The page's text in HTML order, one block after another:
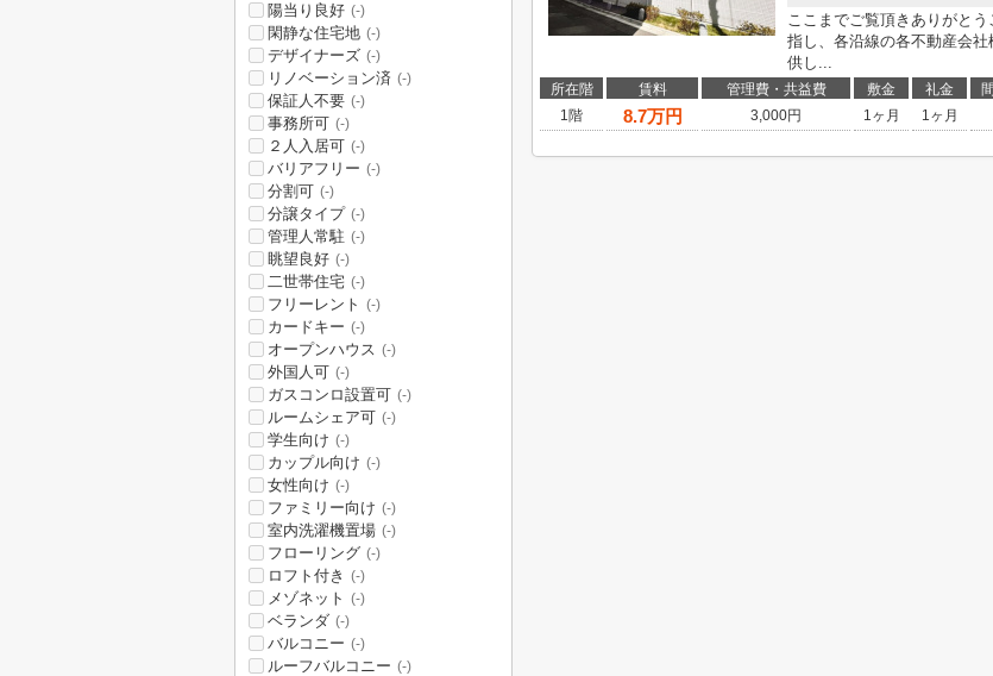
ここまでご覧頂きありがと
指し、各沿線の各不動産会
供し...
所在階 賃料 管理費・共益費 敷金 礼金
1階
8.7万円 3,000円 1ヶ月 1ヶ月
陽当り良好 (-)
閑静な住宅地 (-)
デザイナーズ (-)
リノベーション済 (-)
保証人不要 (-)
事務所可 (-)
２人入居可 (-)
バリアフリー (-)
分割可 (-)
分譲タイプ (-)
管理人常駐 (-)
眺望良好 (-)
二世帯住宅 (-)
フリーレント (-)
カードキー (-)
オープンハウス (-)
外国人可 (-)
ガスコンロ設置可 (-)
ルームシェア可 (-)
学生向け (-)
カップル向け (-)
女性向け (-)
ファミリー向け (-)
室内洗濯機置場 (-)
フローリング (-)
ロフト付き (-)
メゾネット (-)
ベランダ (-)
バルコニー (-)
ルーフバルコニー (-)